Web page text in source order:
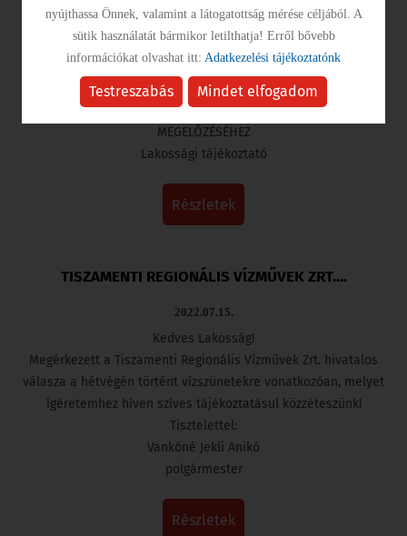
LAKOSSÁGI TÁJÉKOZTATÓ VAD ÁLTAL...
2022.07.15.
HASZNOS TANÁCSOK a vad által belterületen okozott károk
MEGELŐZÉSÉHEZ
Lakossági tájékoztató
részletek
TISZAMENTI REGIONÁLIS VÍZMŰVEK ZRT....
2022.07.15.
Kedves Lakosság!
Megérkezett a Tiszamenti Regionális Vízművek Zrt. hivatalos
válasza a hétvégén történt vízszünetekre vonatkozóan, melyet
ígéretemhez híven szíves tájékoztatásul közzéteszünk!
Tisztelettel:
Vankóné Jekli Anikó
polgármester
részletek
Mindet elfogadom
Testreszabás
nyújthassa Önnek, valamint a látogatottság mérése céljából. A
sütik használatát bármikor letilthatja! Erről bővebb
információkat olvashat itt: Adatkezelési tájékoztatónk